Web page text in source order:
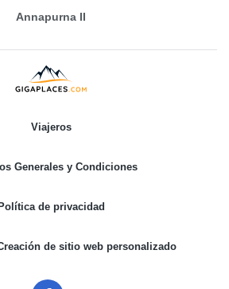
Annapurna II
Viajeros
Generales y Condiciones
Política de privacidad
de sitio web personalizado